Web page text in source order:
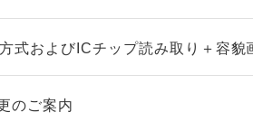
式およびICチップ読み取り＋容貌
のご案内